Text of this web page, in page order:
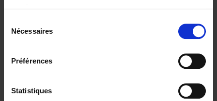
Nécessaires
Préférences
Statistiques
Digital marketing like a PRO -
completely revised edition (EN)